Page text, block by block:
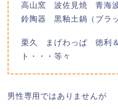
高山窯 波佐見焼 青海
鈴陶器 黒釉土鍋（ブラッ
栗久 まげわっぱ 徳利＆
ト・・・等々
男性専用ではありませんが